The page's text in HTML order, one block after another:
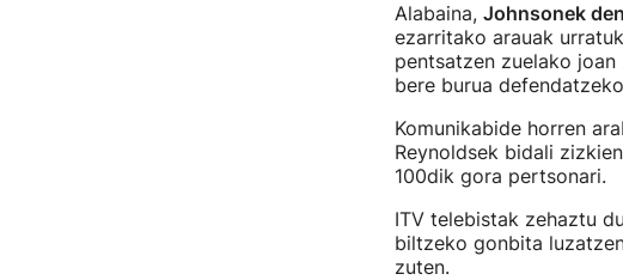
Alabaina, Johnsonek
ezarritako arauak
pentsatzen zuelako
bere burua
Komunikabide horren
Reynoldsek bidali
100dik gora pertsonari.
ITV telebistak zehaztu
biltzeko gonbita
zuten.